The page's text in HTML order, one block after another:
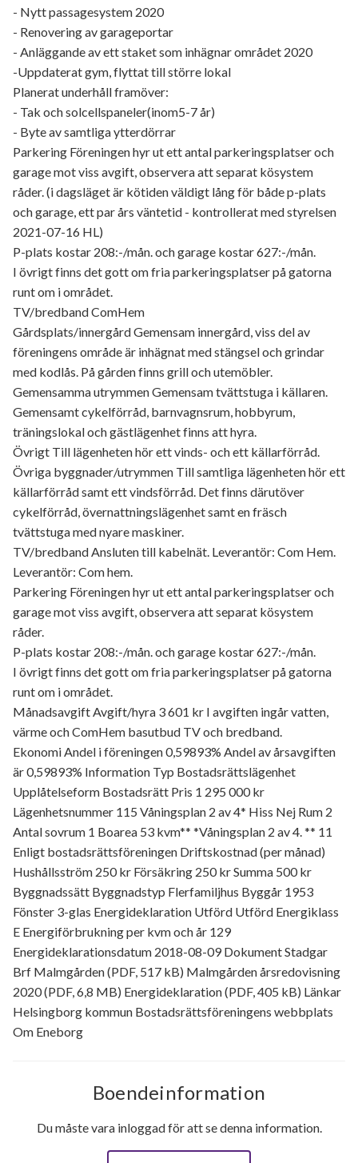
- Nytt passagesystem 2020
- Renovering av garageportar
- Anläggande av ett staket som inhägnar området 2020
-Uppdaterat gym, flyttat till större lokal
Planerat underhåll framöver:
- Tak och solcellspaneler(inom5-7 år)
- Byte av samtliga ytterdörrar
Parkering Föreningen hyr ut ett antal parkeringsplatser och
garage mot viss avgift, observera att separat kösystem
råder. (i dagsläget är kötiden väldigt lång för både p-plats
och garage, ett par års väntetid - kontrollerat med styrelsen
2021-07-16 HL)
P-plats kostar 208:-/mån. och garage kostar 627:-/mån.
I övrigt finns det gott om fria parkeringsplatser på gatorna
runt om i området.
TV/bredband ComHem
Gårdsplats/innergård Gemensam innergård, viss del av
föreningens område är inhägnat med stängsel och grindar
med kodlås. På gården finns grill och utemöbler.
Gemensamma utrymmen Gemensam tvättstuga i källaren.
Gemensamt cykelförråd, barnvagnsrum, hobbyrum,
träningslokal och gästlägenhet finns att hyra.
Övrigt Till lägenheten hör ett vinds- och ett källarförråd.
Övriga byggnader/utrymmen Till samtliga lägenheten hör ett
källarförråd samt ett vindsförråd. Det finns därutöver
cykelförråd, övernattningslägenhet samt en fräsch
tvättstuga med nyare maskiner.
TV/bredband Ansluten till kabelnät. Leverantör: Com Hem.
Leverantör: Com hem.
Parkering Föreningen hyr ut ett antal parkeringsplatser och
garage mot viss avgift, observera att separat kösystem
råder.
P-plats kostar 208:-/mån. och garage kostar 627:-/mån.
I övrigt finns det gott om fria parkeringsplatser på gatorna
runt om i området.
Månadsavgift Avgift/hyra 3 601 kr I avgiften ingår vatten,
värme och ComHem basutbud TV och bredband.
Ekonomi Andel i föreningen 0,59893% Andel av årsavgiften
är 0,59893% Information Typ Bostadsrättslägenhet
Upplåtelseform Bostadsrätt Pris 1 295 000 kr
Lägenhetsnummer 115 Våningsplan 2 av 4* Hiss Nej Rum 2
Antal sovrum 1 Boarea 53 kvm** *Våningsplan 2 av 4. ** 11
Enligt bostadsrättsföreningen Driftskostnad (per månad)
Hushållsström 250 kr Försäkring 250 kr Summa 500 kr
Byggnadssätt Byggnadstyp Flerfamiljhus Byggår 1953
Fönster 3-glas Energideklaration Utförd Utförd Energiklass
E Energiförbrukning per kvm och år 129
Energideklarationsdatum 2018-08-09 Dokument Stadgar
Brf Malmgården (PDF, 517 kB) Malmgården årsredovisning
2020 (PDF, 6,8 MB) Energideklaration (PDF, 405 kB) Länkar
Helsingborg kommun Bostadsrättsföreningens webbplats
Om Eneborg
Boendeinformation
Du måste vara inloggad för att se denna information.